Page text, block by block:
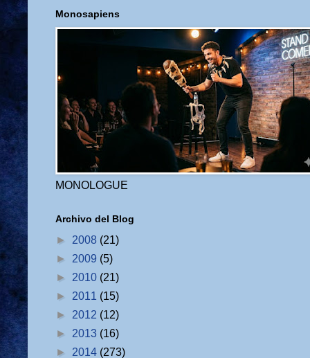
Monosapiens
MONOLOGUE
Archivo del Blog
► 2008 (21)
► 2009 (5)
► 2010 (21)
► 2011 (15)
► 2012 (12)
► 2013 (16)
► 2014 (273)